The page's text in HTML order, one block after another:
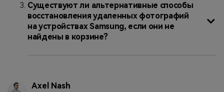
Существуют ли альтернативные способы
восстановления удаленных фотографий
на устройствах Samsung, если они не
найдены в корзине?
Axel Nash